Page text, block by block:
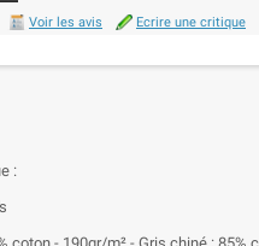
Voir les avis Ecrire une critique
: